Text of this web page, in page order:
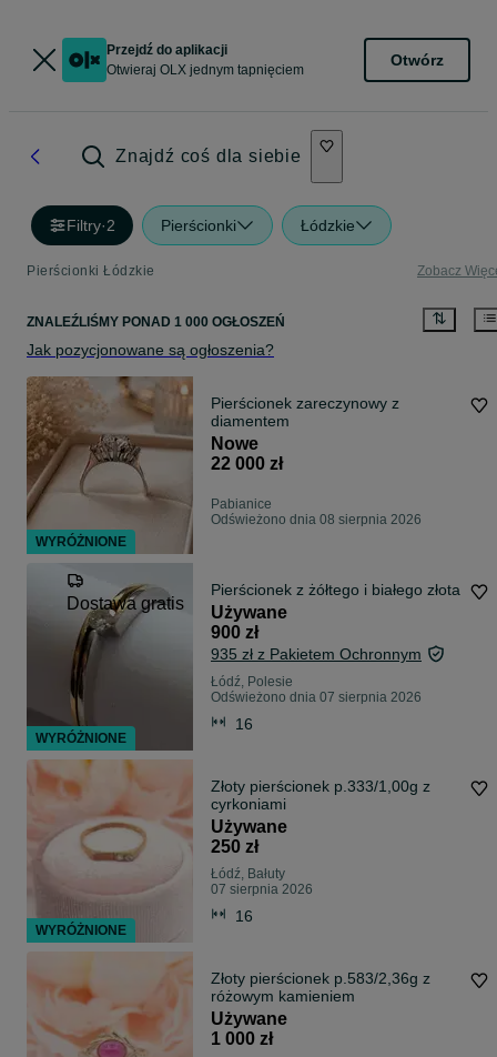
Przejdź do aplikacji
Otwieraj OLX jednym tapnięciem
Otwórz
Znajdź coś dla siebie
Filtry·2 Pierścionki Łódzkie
Pierścionki Łódzkie Zobacz
ZNALEŹLIŚMY PONAD 1 000 OGŁOSZEŃ
Jak pozycjonowane są ogłoszenia?
Pierścionek zareczynowy z
diamentem
Nowe
22 000 zł
Pabianice
Odświeżono dnia 08 sierpnia 2026
Dostawa gratis
Pierścionek z żółtego i białego złota
Używane
900 zł
935 zł z Pakietem Ochronnym
Łódź, Polesie
Odświeżono dnia 07 sierpnia 2026
16
Złoty pierścionek p.333/1,00g z
cyrkoniami
Używane
250 zł
Łódź, Bałuty
07 sierpnia 2026
16
Złoty pierścionek p.583/2,36g z
różowym kamieniem
Używane
1 000 zł
WYRÓŻNIONE
WYRÓŻNIONE
WYRÓŻNIONE